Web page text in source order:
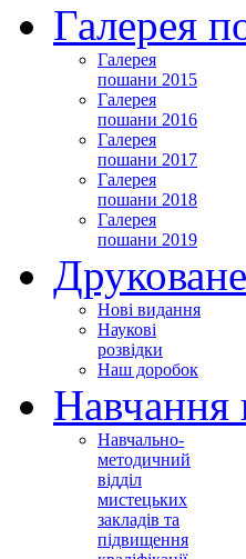
Галерея
Галерея
пошани 2015
Галерея
пошани 2016
Галерея
пошани 2017
Галерея
пошани 2018
Галерея
пошани 2019
Нові видання
Наукові
розвідки
Наш доробок
Навчання
Навчально-
методичний
відділ
мистецьких
закладів та
підвищення